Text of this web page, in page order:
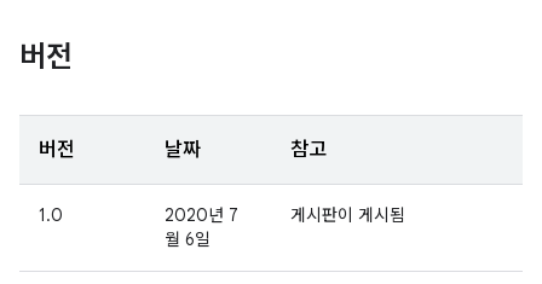
버전
버전 날짜 참고
1.0
2020년 7
월 6일
게시판이 게시됨